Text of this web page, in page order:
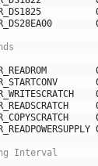
Interval